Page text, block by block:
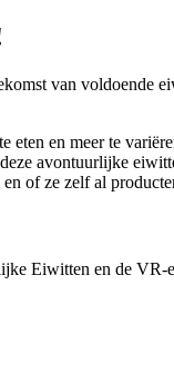
van voldoende
en meer te
avontuurlijke
of ze zelf al
Eiwitten en de VR-